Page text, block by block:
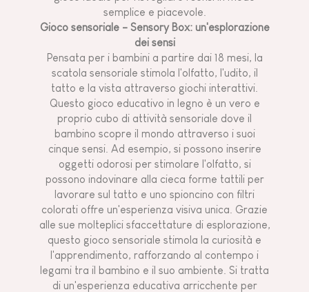
semplice e piacevole.
Gioco sensoriale - Sensory Box: un'esplorazione
dei sensi
Pensata per i bambini a partire dai 18 mesi, la
scatola sensoriale stimola l'olfatto, l'udito, il
tatto e la vista attraverso giochi interattivi.
Questo gioco educativo in legno è un vero e
proprio cubo di attività sensoriale dove il
bambino scopre il mondo attraverso i suoi
cinque sensi. Ad esempio, si possono inserire
oggetti odorosi per stimolare l'olfatto, si
possono indovinare alla cieca forme tattili per
lavorare sul tatto e uno spioncino con filtri
colorati offre un'esperienza visiva unica. Grazie
alle sue molteplici sfaccettature di esplorazione,
questo gioco sensoriale stimola la curiosità e
l'apprendimento, rafforzando al contempo i
legami tra il bambino e il suo ambiente. Si tratta
di un'esperienza educativa arricchente per